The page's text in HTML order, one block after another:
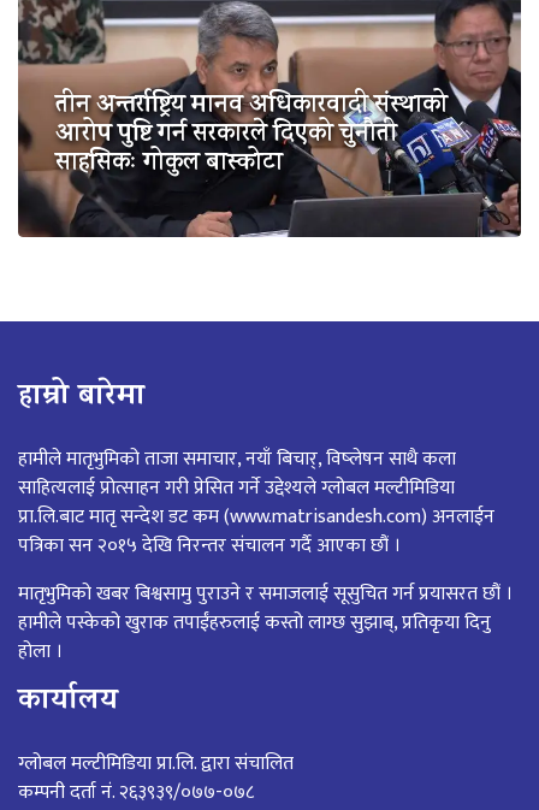
तीन अन्तर्राष्ट्रिय मानव अधिकारवादी संस्थाको
आरोप पुष्टि गर्न सरकारले दिएको चुनौती
साहसिकः गोकुल बास्कोटा
हाम्रो बारेमा
हामीले मातृभुमिको ताजा समाचार, नयाँ बिचार्, विष्लेषन साथै कला
साहित्यलाई प्रोत्साहन गरी प्रेसित गर्ने उद्देश्यले ग्लोबल मल्टीमिडिया
प्रा.लि.बाट मातृ सन्देश डट कम (www.matrisandesh.com) अनलाईन
पत्रिका सन २०१५ देखि निरन्तर संचालन गर्दै आएका छौं ।
मातृभुमिको खबर बिश्वसामु पुराउने र समाजलाई सूसुचित गर्न प्रयासरत छौं ।
हामीले पस्केको खुराक तपाईंहरुलाई कस्तो लाग्छ सुझाब्, प्रतिकृया दिनु
होला ।
कार्यालय
ग्लोबल मल्टीमिडिया प्रा.लि. द्वारा संचालित
कम्पनी दर्ता नं. २६३९३९/०७७-०७८